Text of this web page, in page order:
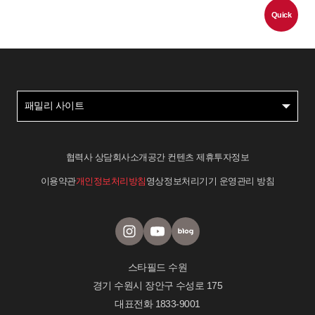
Quick
패밀리 사이트
협력사 상담회사소개 공간 컨텐츠 제휴투자정보
이용약관개인정보처리방침 영상정보처리기기 운영관리 방침
스타필드 수원
경기 수원시 장안구 수성로 175
대표전화 1833-9001